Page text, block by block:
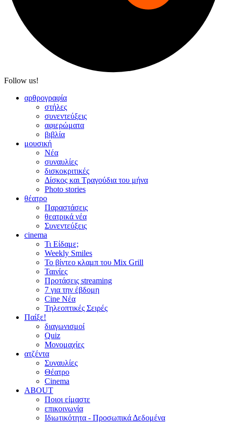
Follow us!
αρθρογραφία
στήλες
συνεντεύξεις
αφιερώματα
βιβλία
μουσική
Νέα
συναυλίες
δισκοκριτικές
Δίσκος και Τραγούδια του μήνα
Photo stories
θέατρο
Παραστάσεις
θεατρικά νέα
Συνεντεύξεις
cinema
Τι Είδαμε;
Weekly Smiles
Το βίντεο κλαμπ του Mix Grill
Ταινίες
Προτάσεις streaming
7 για την έβδομη
Cine Νέα
Τηλεοπτικές Σειρές
Παίξε!
διαγωνισμοί
Quiz
Μονομαχίες
ατζέντα
Συναυλίες
Θέατρο
Cinema
ABOUT
Ποιοι είμαστε
επικοινωνία
Ιδιωτικότητα - Προσωπικά Δεδομένα